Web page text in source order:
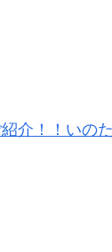
介！！いの